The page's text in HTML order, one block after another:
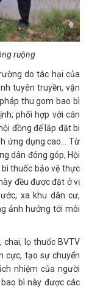
ruộng
do tác hại của
tuyên truyền, vận
thu gom bao bì
phối hợp với cán
đồng để lắp đặt bi
ứng dụng cao… Từ
dân đóng góp, Hội
thuốc bảo vệ thực
đều được đặt ở vị
xa khu dân cư,
ảnh hưởng tới môi
chai, lọ thuốc BVTV
cực, tạo sự chuyển
nhiệm của người
bì này được các